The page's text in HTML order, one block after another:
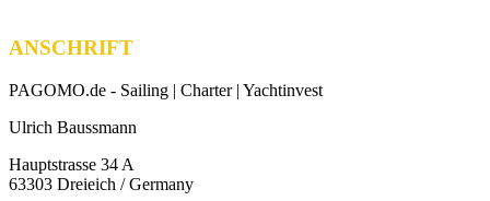
ANSCHRIFT
PAGOMO.de - Sailing | Charter | Yachtinvest
Ulrich Baussmann
Hauptstrasse 34 A
63303 Dreieich / Germany